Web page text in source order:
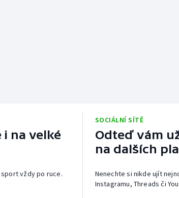
na velké
sport vždy po ruce.
SOCIÁLNÍ SÍTĚ
Odteď vám
na dalších
Nenechte si nikde ujít
Instagramu, Threads či